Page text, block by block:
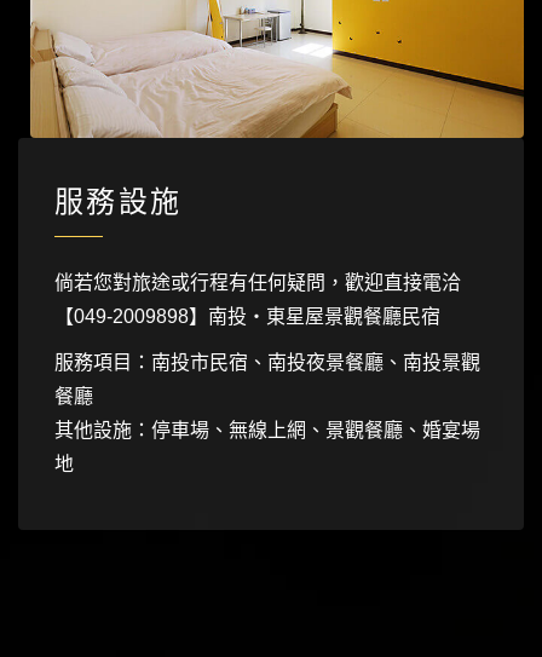
服務設施
倘若您對旅途或行程有任何疑問，歡迎直接電洽
【049-2009898】南投‧東星屋景觀餐廳民宿
服務項目：南投市民宿、南投夜景餐廳、南投景觀
餐廳
其他設施：停車場、無線上網、景觀餐廳、婚宴場
地